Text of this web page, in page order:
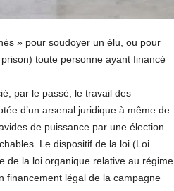
» pour soudoyer un élu, ou pour
toute personne ayant financé
par le passé, le travail des
d’un arsenal juridique à même de
de puissance par une élection
Le dispositif de la loi (Loi
de la loi organique relative au régime
financement légal de la campagne